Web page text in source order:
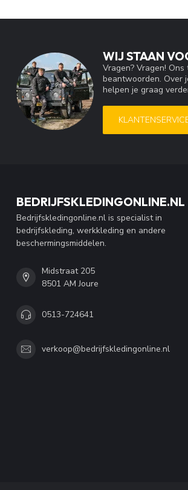
WIJ STAAN
Vragen? Vragen!
beantwoorden. Over
helpen je graag
BEDRIJFSKLEDINGONLINE.NL
Bedrijfskledingonline.nl is specialist in
bedrijfskleding, werkkleding en andere
beschermingsmiddelen.
Midstraat 205
8501 AM Joure
0513-724641
verkoop@bedrijfskledingonline.nl